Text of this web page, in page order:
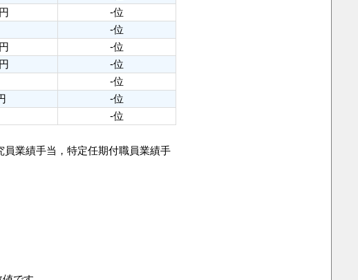
-位
-位
-位
-位
-位
-位
-位
員業績手当，特定任期付職員業績手